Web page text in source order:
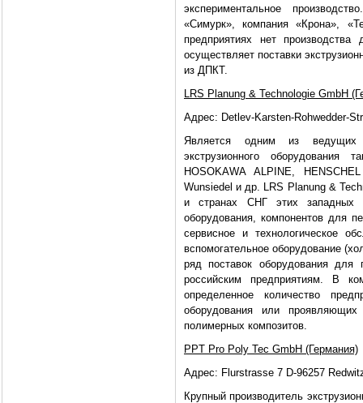
экспериментальное
«Симурк», компания «Крона»,
предприятиях нет
осуществляет поставки
из ДПКТ.
LRS Planung & Technologie GmbH
Адрес: Detlev-Karsten-Rohwedder-
Является одним из ведущих
экструзионного
HOSOKAWA ALPINE,
Wunsiedel и др. LRS Planung &
и странах СНГ этих западных
оборудования, компонентов для
сервисное и технологическое
вспомогательное оборудование
ряд поставок оборудования для
российским предприятиям. В
определенное количество
оборудования или проявляющих
полимерных композитов.
PPT Pro Poly Tec GmbH (Германия)
Адрес: Flurstrasse 7 D-96257
Крупный производитель